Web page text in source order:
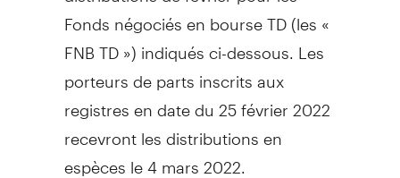
Fonds négociés en bourse TD (les «
FNB TD ») indiqués ci-dessous. Les
porteurs de parts inscrits aux
registres en date du 25 février 2022
recevront les distributions en
espèces le 4 mars 2022.